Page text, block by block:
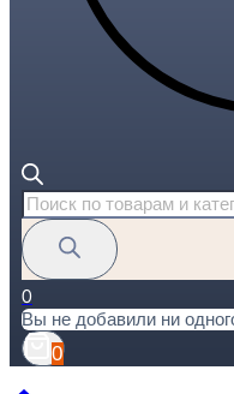
Поиск
товаров
0
Вы не добавили ни
0